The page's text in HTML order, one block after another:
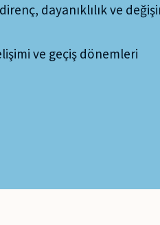
dayanıklılık ve
ve geçiş dönemleri